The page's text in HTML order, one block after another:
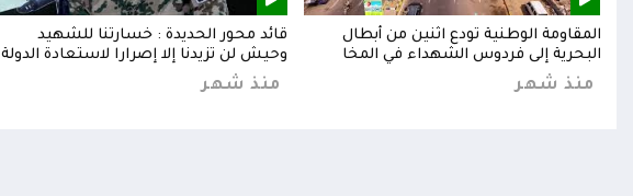
المقاومة الوطنية تودع اثنين من أبطال
البحرية إلى فردوس الشهداء في المخا
منذ شهر
قائد محور الحديدة : خسارتنا للشهيد
وحيش لن تزيدنا إلا إصرارا لاستعادة الدولة
منذ شهر